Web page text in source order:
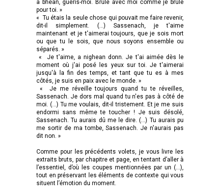
a bhean, guéris-moi. Brûle avec moi comme je brûle
pour toi. »
« Tu étais la seule chose qui pouvait me faire revenir,
dit-il simplement. (…) Sassenach, je t'aime
maintenant et je t'aimerai toujours, que je sois mort
ou que tu le sois, que nous soyons ensemble ou
séparés. »
« Je t'aime, a nighean donn. Je t'ai aimée dès le
moment où j'ai posé les yeux sur toi. Je t'aimerai
jusqu'à la fin des temps, et tant que tu es à mes
côtés, je suis en paix avec le monde. »
« Je me réveille toujours quand tu te réveilles,
Sassenach. Je dors mal quand tu n'es pas à côté de
moi. (…) Tu me voulais, dit-il tristement. Et je me suis
endormi sans même te toucher ! Je suis désolé,
Sassenach. Tu aurais dû me le dire. (…) Tu aurais pu
me sortir de ma tombe, Sassenach. Je n'aurais pas
dit non. »
Comme pour les précédents volets, je vous livre les
extraits bruts, par chapitre et page, en tentant d’aller à
l’essentiel, d’où les coupes mentionnées par un (…),
tout en préservant les éléments de contexte qui vous
situent l’émotion du moment.